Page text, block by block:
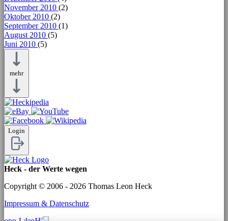
November 2010 (2)
Oktober 2010 (2)
September 2010 (1)
August 2010 (5)
Juni 2010 (5)
mehr
Login
Heck - der Werte wegen
Copyright © 2006 - 2026 Thomas Leon Heck
Impressum & Datenschutz